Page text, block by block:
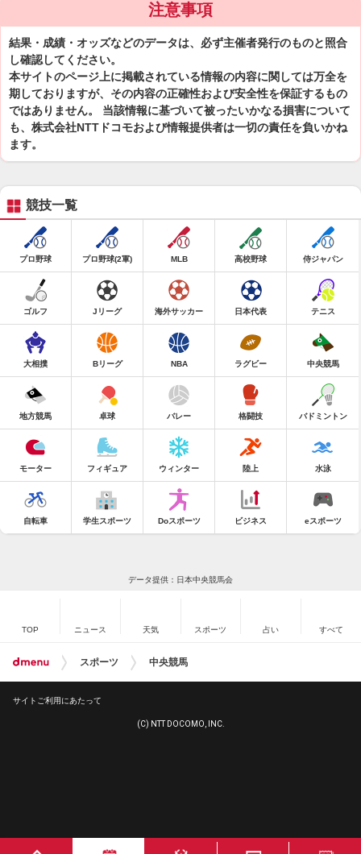
注意事項
結果・成績・オッズなどのデータは、必ず主催者発行のものと照合
し確認してください。
本サイトのページ上に掲載されている情報の内容に関しては万全を
期しておりますが、その内容の正確性および安全性を保証するもの
ではありません。 当該情報に基づいて被ったいかなる損害について
も、株式会社NTTドコモおよび情報提供者は一切の責任を負いかね
ます。
競技一覧
プロ野球 プロ野球(2軍) MLB 高校野球 侍ジャパン
ゴルフ Jリーグ 海外サッカー 日本代表 テニス
大相撲 Bリーグ NBA ラグビー 中央競馬
地方競馬 卓球 バレー 格闘技 バドミントン
モーター フィギュア ウィンター 陸上 水泳
自転車 学生スポーツ Doスポーツ ビジネス eスポーツ
データ提供：日本中央競馬会
TOP ニュース 天気 スポーツ 占い すべて
スポーツ 中央競馬
サイトご利用にあたって
(C) NTT DOCOMO, INC.